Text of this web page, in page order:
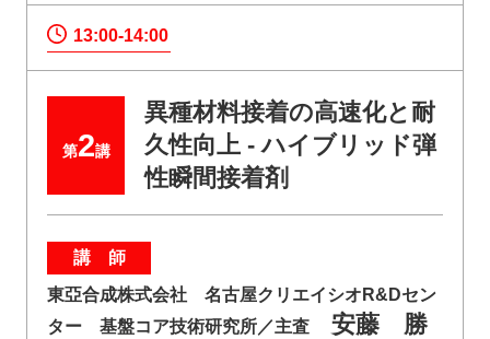
13:00-14:00
第2講
異種材料接着の高速化と耐
久性向上 - ハイブリッド弾
性瞬間接着剤
講 師
東亞合成株式会社 名古屋クリエイシオR&Dセン
ター 基盤コア技術研究所／主査
安藤 勝